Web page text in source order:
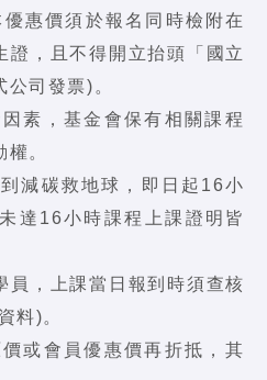
惠價須於報名同時檢附在
證，且不得開立抬頭「國立
司發票)。
素，基金會保有相關課程
。
減碳救地球，即日起16小
達16小時課程上課證明皆
員，上課當日報到時須查核
料)。
或會員優惠價再折抵，其